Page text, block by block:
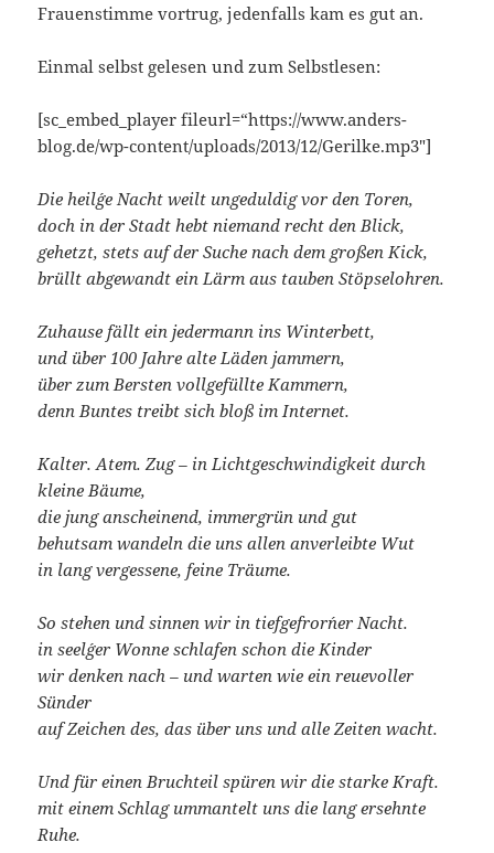
Frauenstimme vortrug, jedenfalls kam es gut an.
Einmal selbst gelesen und zum Selbstlesen:
[sc_embed_player fileurl=“https://www.anders-
blog.de/wp-content/uploads/2013/12/Gerilke.mp3″]
Die heil´ge Nacht weilt ungeduldig vor den Toren,
doch in der Stadt hebt niemand recht den Blick,
gehetzt, stets auf der Suche nach dem großen Kick,
brüllt abgewandt ein Lärm aus tauben Stöpselohren.
Zuhause fällt ein jedermann ins Winterbett,
und über 100 Jahre alte Läden jammern,
über zum Bersten vollgefüllte Kammern,
denn Buntes treibt sich bloß im Internet.
Kalter. Atem. Zug – in Lichtgeschwindigkeit durch
kleine Bäume,
die jung anscheinend, immergrün und gut
behutsam wandeln die uns allen anverleibte Wut
in lang vergessene, feine Träume.
So stehen und sinnen wir in tiefgefror´ner Nacht.
in seel´ger Wonne schlafen schon die Kinder
wir denken nach – und warten wie ein reuevoller
Sünder
auf Zeichen des, das über uns und alle Zeiten wacht.
Und für einen Bruchteil spüren wir die starke Kraft.
mit einem Schlag ummantelt uns die lang ersehnte
Ruhe.